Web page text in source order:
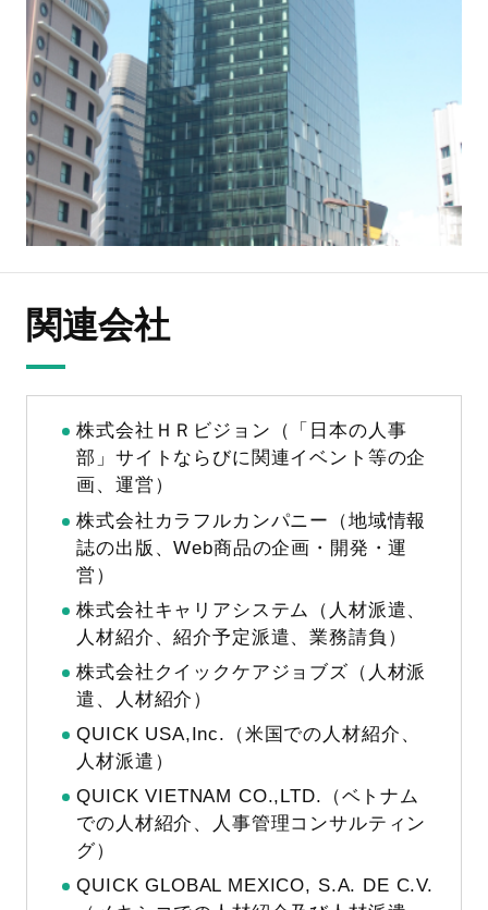
関連会社
株式会社ＨＲビジョン（「日本の人事
部」サイトならびに関連イベント等の企
画、運営）
株式会社カラフルカンパニー（地域情報
誌の出版、Web商品の企画・開発・運
営）
株式会社キャリアシステム（人材派遣、
人材紹介、紹介予定派遣、業務請負）
株式会社クイックケアジョブズ（人材派
遣、人材紹介）
QUICK USA,Inc.（米国での人材紹介、
人材派遣）
QUICK VIETNAM CO.,LTD.（ベトナム
での人材紹介、人事管理コンサルティン
グ）
QUICK GLOBAL MEXICO, S.A. DE C.V.